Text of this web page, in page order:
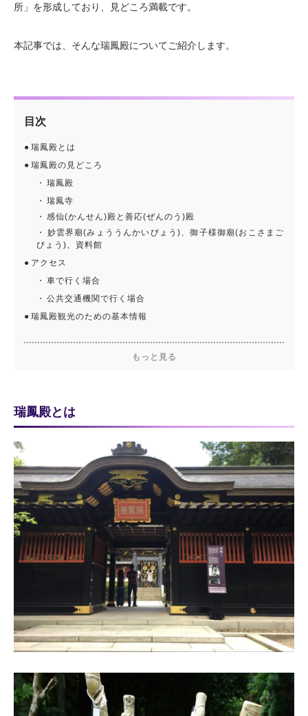
所」を形成しており、見どころ満載です。
本記事では、そんな瑞鳳殿についてご紹介します。
目次
瑞鳳殿とは
瑞鳳殿の見どころ
瑞鳳殿
瑞鳳寺
感仙(かんせん)殿と善応(ぜんのう)殿
妙雲界廟(みょううんかいびょう)、御子様御廟(おこさまご
びょう)、資料館
アクセス
車で行く場合
公共交通機関で行く場合
瑞鳳殿観光のための基本情報
もっと見る
瑞鳳殿とは